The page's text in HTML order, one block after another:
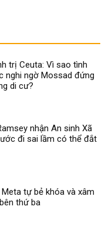
trị Ceuta: Vì sao tình
nghi ngờ Mossad đứng
di cư?
nhận An sinh Xã
đi sai lầm có thể đắt
tự bẻ khóa và xâm
thứ ba